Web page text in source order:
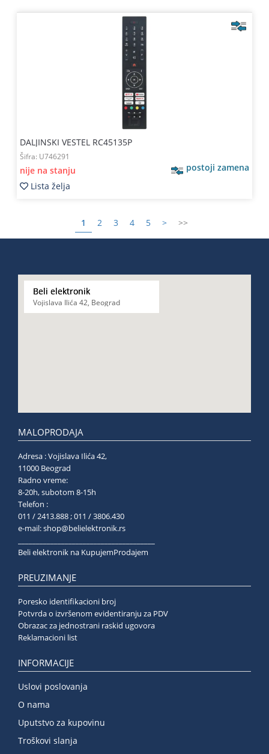
DALJINSKI VESTEL RC45135P
Šifra: U746291
nije na stanju
postoji zamena
Lista želja
1 2 3 4 5 > >>
Beli elektronik
Vojislava Ilića 42, Beograd
MALOPRODAJA
Adresa : Vojislava Ilića 42,
11000 Beograd
Radno vreme:
8-20h, subotom 8-15h
Telefon :
011 / 2413.888 ; 011 / 3806.430
e-mail:shop@belielektronik.rs
Beli elektronik na KupujemProdajem
PREUZIMANJE
Poresko identifikacioni broj
Potvrda o izvršenom evidentiranju za PDV
Obrazac za jednostrani raskid ugovora
Reklamacioni list
INFORMACIJE
Uslovi poslovanja
O nama
Uputstvo za kupovinu
Troškovi slanja